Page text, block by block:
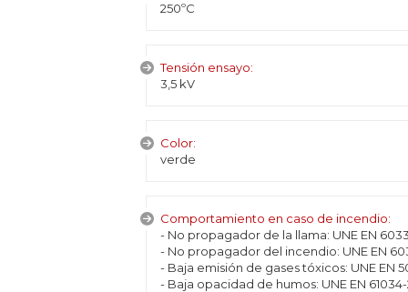
250ºC
Tensión ensayo:
3,5 kV
Color:
verde
Comportamiento en caso de incendio:
- No propagador de la llama: UNE EN
- No propagador del incendio: UNE EN
- Baja emisión de gases tóxicos: UNE EN
- Baja opacidad de humos: UNE EN 61034-